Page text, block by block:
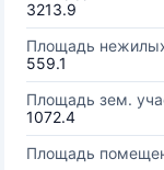
3213.9
Площадь
559.1
Площадь зем.
1072.4
Площадь